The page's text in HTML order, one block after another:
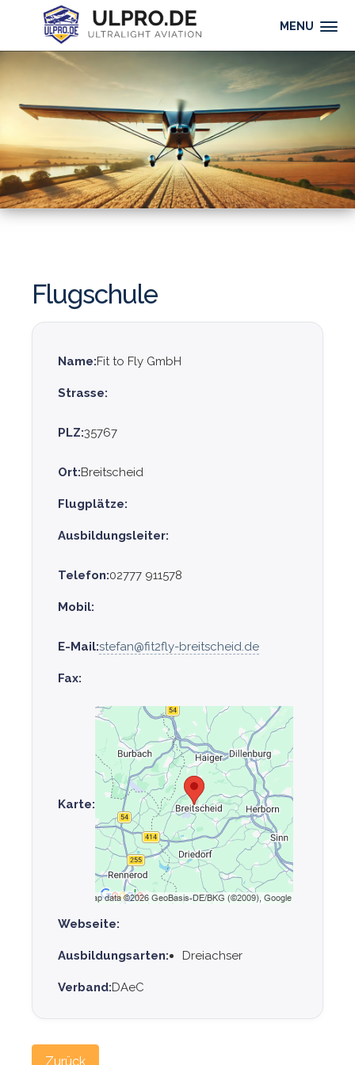
MENU
Flugschule
Name:Fit to Fly GmbH
Strasse:
PLZ:35767
Ort:Breitscheid
Flugplätze:
Ausbildungsleiter:
Telefon:02777 911578
Mobil:
E-Mail:stefan@fit2fly-breitscheid.de
Fax:
Karte:
Webseite:
Ausbildungsarten: Dreiachser
Verband:DAeC
Zurück